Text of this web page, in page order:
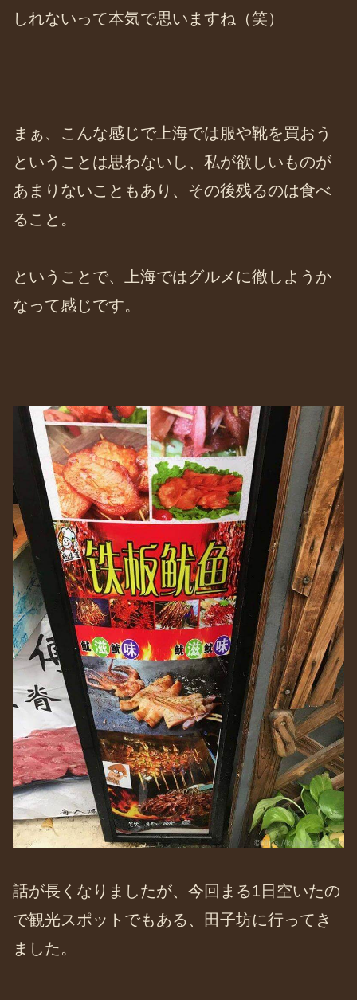
しれないって本気で思いますね（笑）
まぁ、こんな感じで上海では服や靴を買おう
ということは思わないし、私が欲しいものが
あまりないこともあり、その後残るのは食べ
ること。
ということで、上海ではグルメに徹しようか
なって感じです。
話が長くなりましたが、今回まる1日空いたの
で観光スポットでもある、田子坊に行ってき
ました。